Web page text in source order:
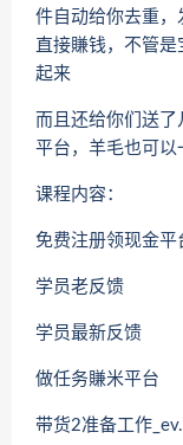
件自动给你去重，
直接賺钱，不管
起来
而且还给你们送
平台，羊毛也可以
课程内容：
免费注册领现金平
学员老反馈
学员最新反馈
做任务賺米平台
带货2准备工作